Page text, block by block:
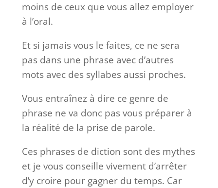
moins de ceux que vous allez employer
à l’oral.
Et si jamais vous le faites, ce ne sera
pas dans une phrase avec d’autres
mots avec des syllabes aussi proches.
Vous entraînez à dire ce genre de
phrase ne va donc pas vous préparer à
la réalité de la prise de parole.
Ces phrases de diction sont des mythes
et je vous conseille vivement d’arrêter
d’y croire pour gagner du temps. Car